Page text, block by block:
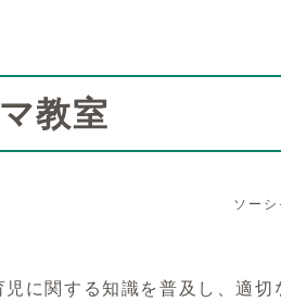
教室
ソーシ
児に関する知識を普及し、適